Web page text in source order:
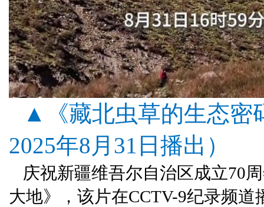
▲《藏北虫草的生态密
2025年8月31日播出）
庆祝新疆维吾尔自治区成立70
大地》，该片在CCTV-9纪录频道